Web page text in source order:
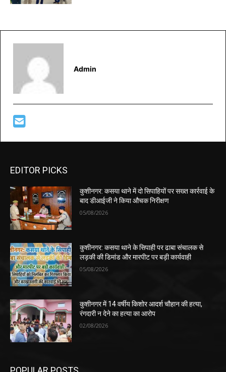
Admin
EDITOR PICKS
कुशीनगर: कसया थाने में दो सिपाहियों पर सख्त कार्रवाई के
बाद डीआईजी ने किया औचक निरीक्षण
05/08/2026
कुशीनगर: कसया थाने के सिपाही पर ढाबा संचालक से
लड़की की डिमांड और मारपीट पर बड़ी कार्यवाही
05/08/2026
कुशीनगर में 14 वर्षीय किशोर आदर्श चौहान की हत्या,
रंगदारी न देने का हत्या का आरोप
02/08/2026